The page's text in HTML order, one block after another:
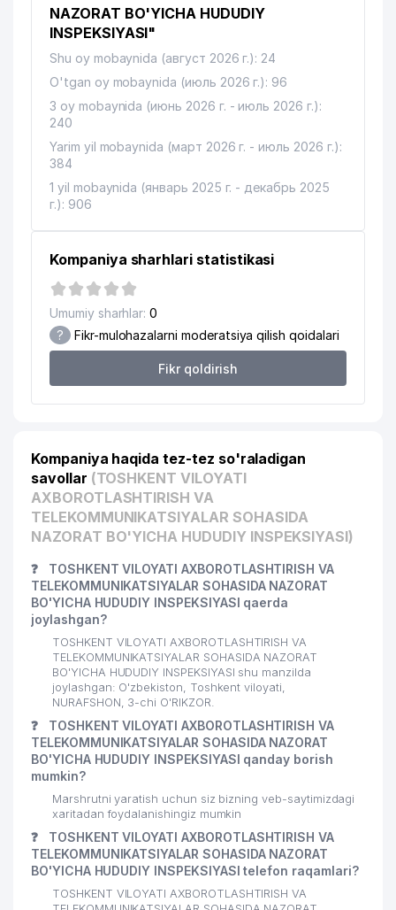
NAZORAT BO'YICHA HUDUDIY
INSPEKSIYASI"
Shu oy mobaynida (август 2026 г.): 24
O'tgan oy mobaynida (июль 2026 г.): 96
3 oy mobaynida (июнь 2026 г. - июль 2026 г.):
240
Yarim yil mobaynida (март 2026 г. - июль 2026 г.):
384
1 yil mobaynida (январь 2025 г. - декабрь 2025
г.): 906
Kompaniya sharhlari statistikasi
Umumiy sharhlar: 0
? Fikr-mulohazalarni moderatsiya qilish qoidalari
Fikr qoldirish
Kompaniya haqida tez-tez so'raladigan
savollar (TOSHKENT VILOYATI
AXBOROTLASHTIRISH VA
TELEKOMMUNIKATSIYALAR SOHASIDA
NAZORAT BO'YICHA HUDUDIY INSPEKSIYASI)
❓
TOSHKENT VILOYATI AXBOROTLASHTIRISH VA
TELEKOMMUNIKATSIYALAR SOHASIDA NAZORAT
BO'YICHA HUDUDIY INSPEKSIYASI qaerda
joylashgan?
TOSHKENT VILOYATI AXBOROTLASHTIRISH VA
TELEKOMMUNIKATSIYALAR SOHASIDA NAZORAT
BO'YICHA HUDUDIY INSPEKSIYASI shu manzilda
joylashgan: O'zbekiston, Toshkent viloyati,
NURAFSHON, 3-chi O'RIKZOR.
❓
TOSHKENT VILOYATI AXBOROTLASHTIRISH VA
TELEKOMMUNIKATSIYALAR SOHASIDA NAZORAT
BO'YICHA HUDUDIY INSPEKSIYASI qanday borish
mumkin?
Marshrutni yaratish uchun siz bizning veb-saytimizdagi
xaritadan foydalanishingiz mumkin
❓
TOSHKENT VILOYATI AXBOROTLASHTIRISH VA
TELEKOMMUNIKATSIYALAR SOHASIDA NAZORAT
BO'YICHA HUDUDIY INSPEKSIYASI telefon raqamlari?
TOSHKENT VILOYATI AXBOROTLASHTIRISH VA